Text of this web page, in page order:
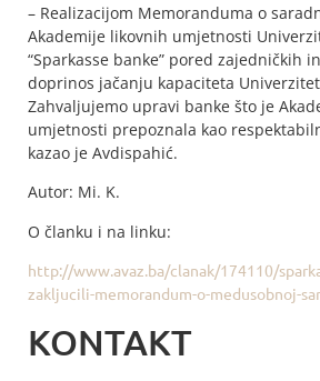
– Realizacijom Memoranduma o
Akademije likovnih umjetnosti
“Sparkasse banke” pored zajedničkih
doprinos jačanju kapaciteta
Zahvaljujemo upravi banke što je
umjetnosti prepoznala kao
kazao je Avdispahić.
Autor: Mi. K.
O članku i na linku:
http://www.avaz.ba/clanak/174110/
zakljucili-memorandum-o-medusobnoj-
KONTAKT